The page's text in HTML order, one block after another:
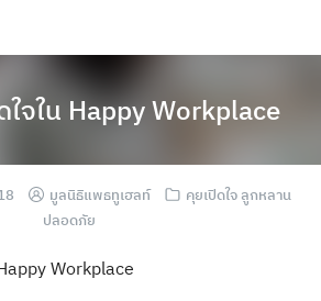
จใน Happy Workplace
มูลนิธิแพธทูเฮลท์
คุยเปิดใจ ลูกหลาน
ปลอดภัย